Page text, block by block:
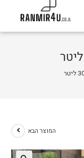
המוצר הבא